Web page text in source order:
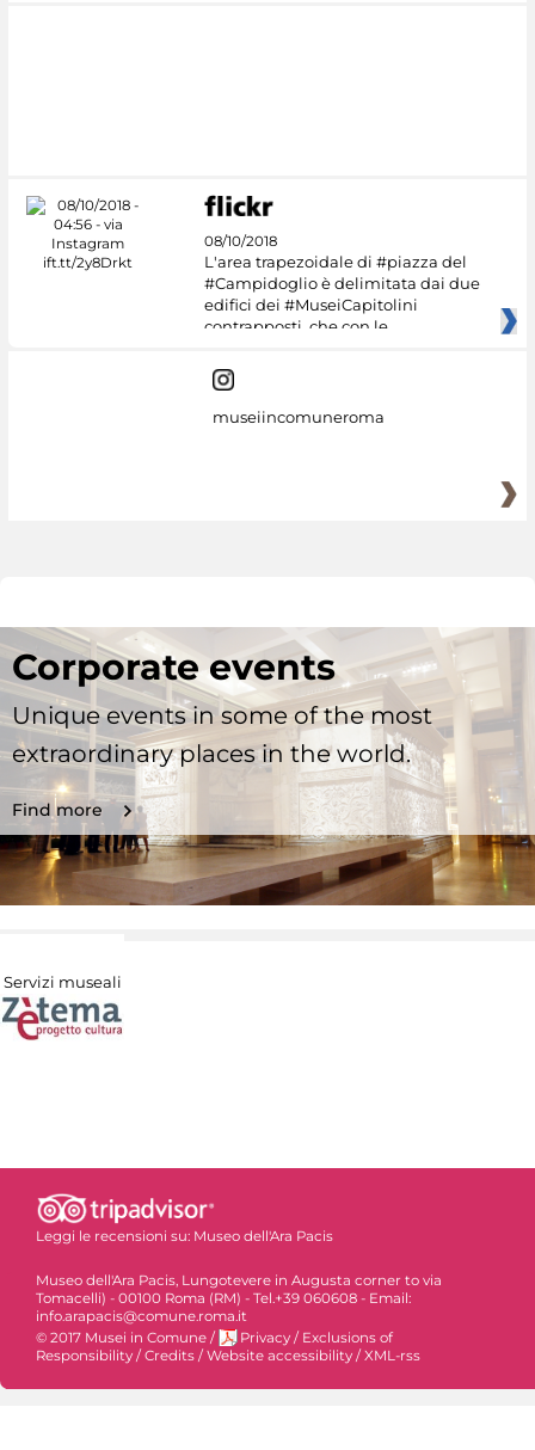
08/10/2018
L'area trapezoidale di #piazza del
#Campidoglio è delimitata dai due
edifici dei #MuseiCapitolini
contrapposti, che con le
museiincomuneroma
Corporate events
Unique events in some of the most
extraordinary places in the world.
Find more
Servizi museali
Leggi le recensioni su: Museo dell'Ara Pacis
Museo dell'Ara Pacis, Lungotevere in Augusta corner to via
Tomacelli) - 00100 Roma (RM) - Tel.+39 060608 - Email:
info.arapacis@comune.roma.it
© 2017 Musei in Comune / Privacy / Exclusions of
Responsibility / Credits / Website accessibility / XML-rss